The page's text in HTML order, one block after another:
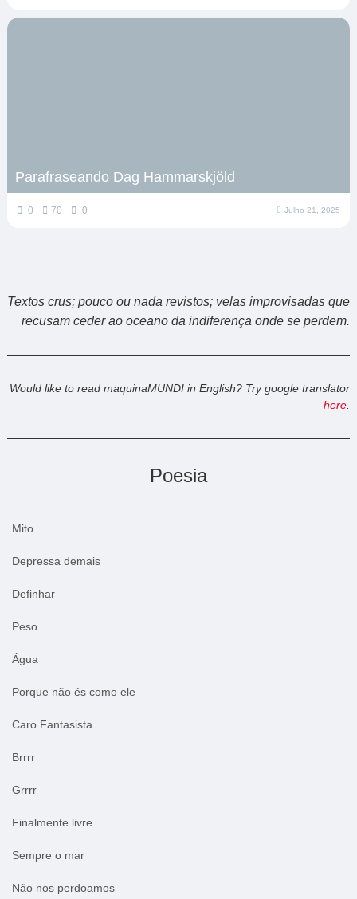
Parafraseando Dag Hammarskjöld
0 70 0 Julho 21, 2025
Textos crus; pouco ou nada revistos; velas improvisadas que
recusam ceder ao oceano da indiferença onde se perdem.
Would like to read maquinaMUNDI in English? Try google translator
here
Poesia
Mito
Depressa demais
Definhar
Peso
Água
Porque não és como ele
Caro Fantasista
Brrrr
Grrrr
Finalmente livre
Sempre o mar
Não nos perdoamos